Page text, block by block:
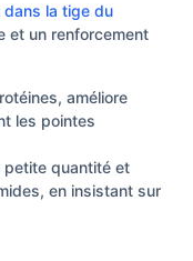
dans la tige du
et un renforcement
améliore
les pointes
petite quantité et
en insistant sur